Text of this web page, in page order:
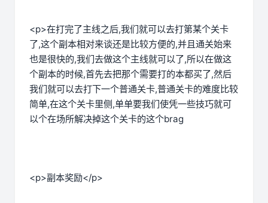
<p>在打完了主线之后,我们就可以去打第某个关卡
了,这个副本相对来谈还是比较方便的,并且通关始来
也是很快的,我们去做这个主线就可以了,所以在做这
个副本的时候,首先去把那个需要打的本都买了,然后
我们就可以去打下一个普通关卡,普通关卡的难度比较
简单,在这个关卡里侧,单单要我们使凭一些技巧就可
以个在场所解决掉这个关卡的这个brag
<p>副本奖励</p>